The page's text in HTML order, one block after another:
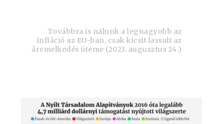
Továbbra is nálunk a legnagyobb az
infláció az EU-ban, csak kicsit lassult az
áremelkedés üteme (2023. augusztus 24.)